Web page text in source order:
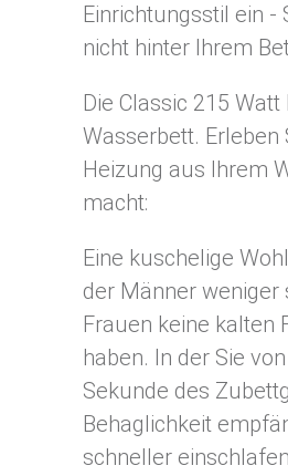
Einrichtungsstil ein -
nicht hinter Ihrem
Die Classic 215 Watt
Wasserbett. Erleben
Heizung aus Ihrem
macht:
Eine kuschelige
der Männer weniger
Frauen keine kalten
haben. In der Sie
Sekunde des
Behaglichkeit
schneller